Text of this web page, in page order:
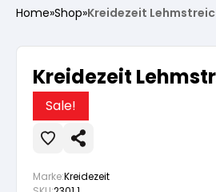
Vorbereitung
Wasserlösliche Grundierung
Lacke
Vorbereitung
Autoreparatur
Vorbereitung
Innenfarben
Home»Shop»Kreidezeit
Kreidezeit
Sale!
Marke:Kreidezeit